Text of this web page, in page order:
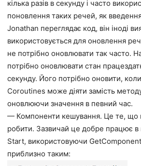
кілька разів в секунду і часто
поновлення таких речей, як
Jonathan переглядає код, він іноді
використовується для оновлення
не потрібно оновлювати так часто.
потрібно оновлювати стан
секунду. Його потрібно оновити, коли
Coroutines може діяти замість
оновлюючи значення в певний час.
— Компоненти кешування. Це те, що
робити. Зазвичай це добре працює в
Start, використовуючи
приблизно таким: